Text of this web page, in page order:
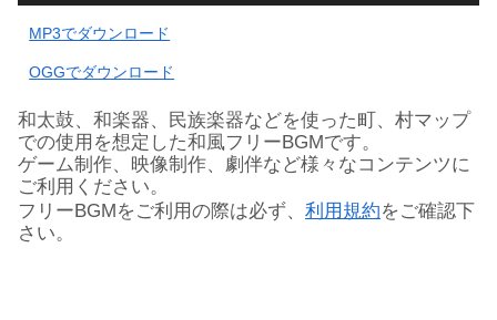
レ
ヤ
MP3でダウンロード
OGGでダウンロード
和太鼓、和楽器、民族楽器などを使った町、村マップ
での使用を想定した和風フリーBGMです。
ゲーム制作、映像制作、劇伴など様々なコンテンツに
ご利用ください。
フリーBGMをご利用の際は必ず、 利用規約をご確認下
さい。